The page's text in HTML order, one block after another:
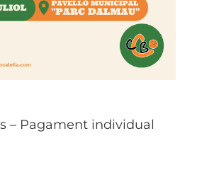
– Pagament individual